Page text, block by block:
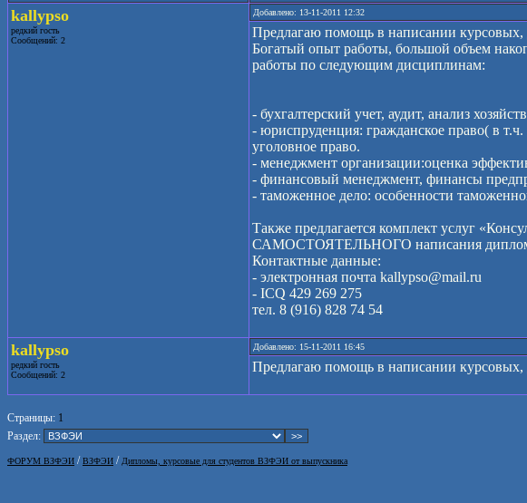
kallypso
редкий гость
Сообщений: 2
Добавлено: 13-11-2011 12:32
Предлагаю помощь в написании
Богатый опыт работы, большой объем
работы по следующим дисциплинам:
- бухгалтерский учет, аудит, анализ
- юриспруденция: гражданское право( в т.ч.
уголовное право.
- менеджмент организации:оценка
- финансовый менеджмент, финансы
- таможенное дело: особенности
Также предлагается комплект услуг
САМОСТОЯТЕЛЬНОГО написания
Контактные данные:
- электронная почта kallypso@mail.ru
- ICQ 429 269 275
тел. 8 (916) 828 74 54
kallypso
редкий гость
Сообщений: 2
Добавлено: 15-11-2011 16:45
Предлагаю помощь в написании
Страницы: 1
Раздел:
ФОРУМ ВЗФЭИ /ВЗФЭИ / Дипломы, курсовые для студентов ВЗФЭИ от выпускника